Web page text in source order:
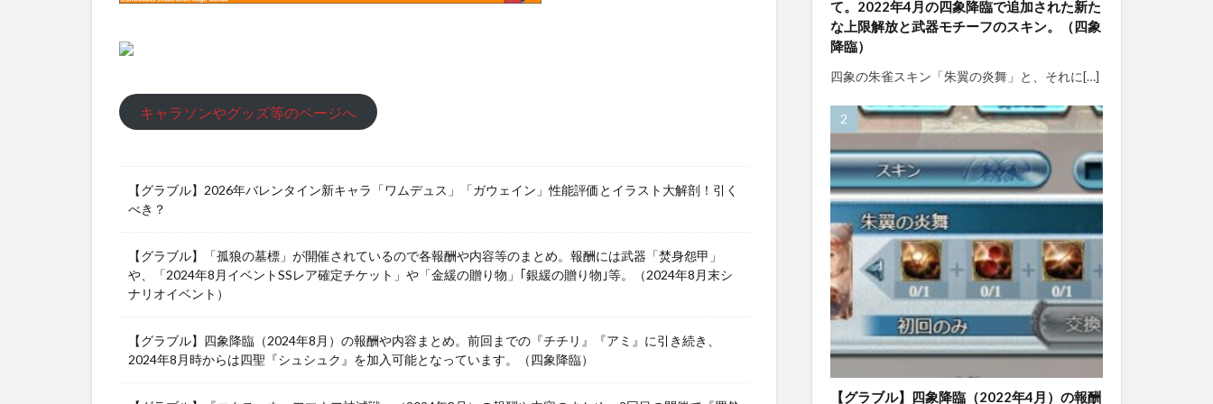
キャラソンやグッズ等のページへ
【グラブル】2026年バレンタイン新キャラ「ワムデュス」「ガウェイン」性能評価とイラスト大解剖！引く
べき？
【グラブル】「孤狼の墓標」が開催されているので各報酬や内容等のまとめ。報酬には武器「焚身怨甲」
や、「2024年8月イベントSSレア確定チケット」や「金緩の贈り物」｢銀緩の贈り物｣等。（2024年8月末シ
ナリオイベント）
【グラブル】四象降臨（2024年8月）の報酬や内容まとめ。前回までの『チチリ』『アミ』に引き続き、
2024年8月時からは四聖『シュシュク』を加入可能となっています。（四象降臨）
て。2022年4月の四象降臨で追加された新た
な上限解放と武器モチーフのスキン。（四象
降臨）
四象の朱雀スキン「朱翼の炎舞」と、それに[…]
【グラブル】四象降臨（2022年4月）の報酬